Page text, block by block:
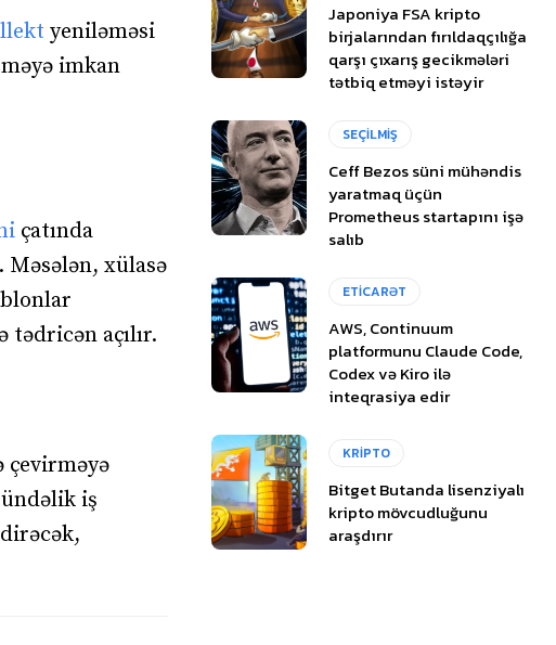
yeniləməsi
imkan
çatında
xülasə
açılır.
çevirməyə
iş
Japoniya FSA kripto
birjalarından fırıldaqçılığa
qarşı çıxarış gecikmələri
tətbiq etməyi istəyir
SEÇİLMİŞ
Ceff Bezos süni mühəndis
yaratmaq üçün
Prometheus startapını işə
salıb
ETİCARƏT
AWS, Continuum
platformunu Claude Code,
Codex və Kiro ilə
inteqrasiya edir
KRİPTO
Bitget Butanda lisenziyalı
kripto mövcudluğunu
araşdırır